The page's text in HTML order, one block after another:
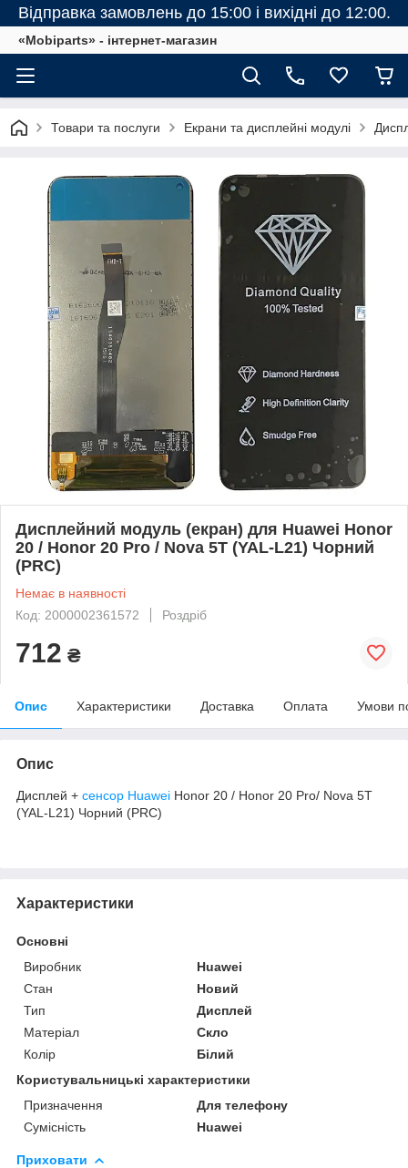
Відправка замовлень до 15:00 і вихідні до 12:00.
«Mobiparts» - інтернет-магазин
Товари та послуги Екрани та дисплейні модулі
Дисплейний модуль (екран) для Huawei Honor
20 / Honor 20 Pro / Nova 5T (YAL-L21) Чорний
(PRC)
Немає в наявності
Код: 2000002361572
Роздріб
712 ₴
Опис Характеристики Доставка Оплата Умови
Опис
Дисплей + сенсор Huawei Honor 20 / Honor 20 Pro/ Nova 5T
(YAL-L21) Чорний (PRC)
Характеристики
Основні
Виробник
Huawei
Стан
Новий
Тип
Дисплей
Матеріал
Скло
Колір
Білий
Користувальницькі характеристики
Призначення
Для телефону
Сумісність
Huawei
Приховати